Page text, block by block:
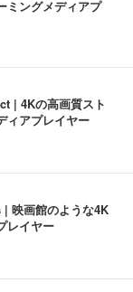
ミングメディアプ
| 4Kの高画質スト
ィアプレイヤー
映画館のような4K
レイヤー